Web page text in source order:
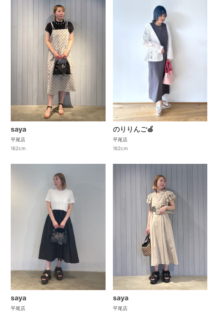
saya
平尾店
162cm
のりりんご🍎
平尾店
162cm
saya
平尾店
saya
平尾店